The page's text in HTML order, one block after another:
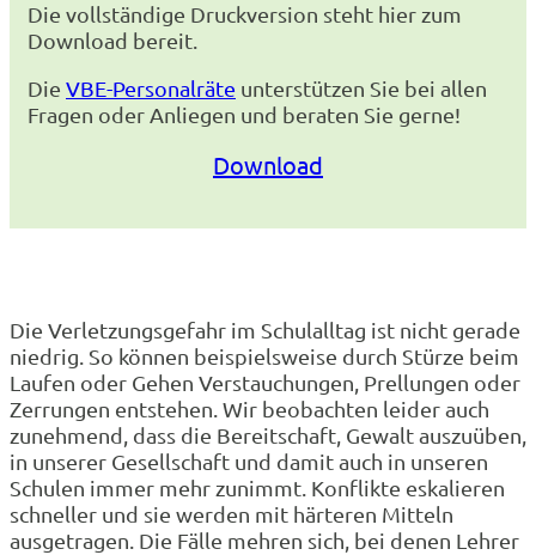
Die vollständige Druckversion steht hier zum
Download bereit.
Die VBE-Personalräte unterstützen Sie bei allen
Fragen oder Anliegen und beraten Sie gerne!
Download
Die Verletzungsgefahr im Schulalltag ist nicht gerade
niedrig. So können beispielsweise durch Stürze beim
Laufen oder Gehen Verstauchungen, Prellungen oder
Zerrungen entstehen. Wir beobachten leider auch
zunehmend, dass die Bereitschaft, Gewalt auszuüben,
in unserer Gesellschaft und damit auch in unseren
Schulen immer mehr zunimmt. Konflikte eskalieren
schneller und sie werden mit härteren Mitteln
ausgetragen. Die Fälle mehren sich, bei denen Lehrer